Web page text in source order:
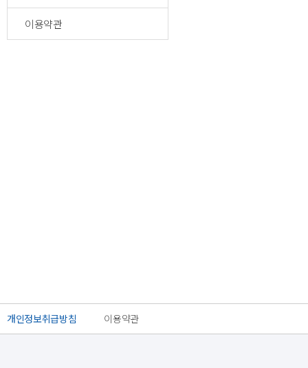
이용약관
개인정보취급방침 이용약관